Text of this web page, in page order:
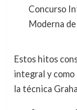
Concurso
Moderna
Estos hitos
integral y
la técnica